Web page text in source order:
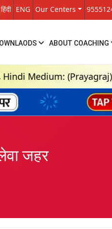
हिंदी ENG Our Centers
ABOUT COACHING
- GS
जहर